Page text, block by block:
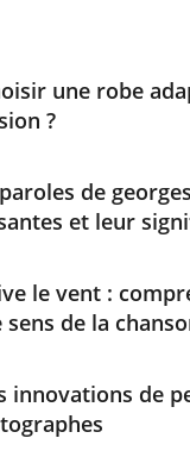
une robe
?
de
et leur
le vent :
sens de la
innovations de